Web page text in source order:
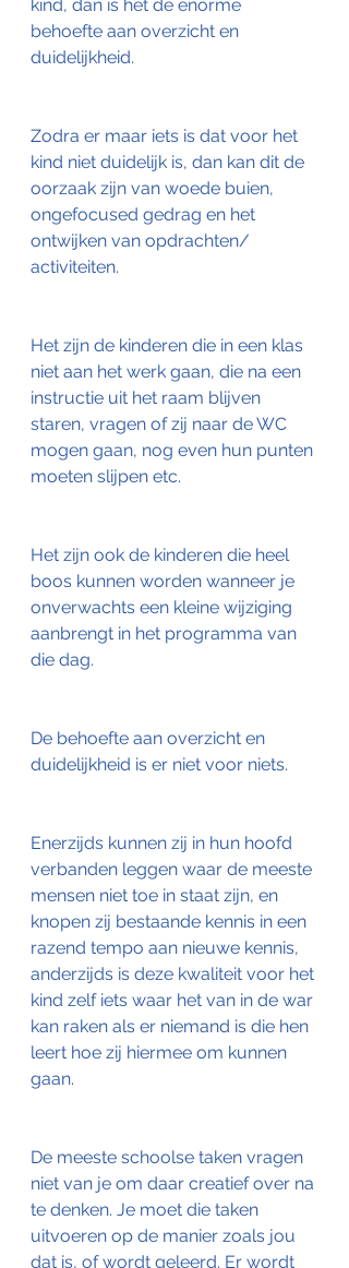
kind, dan is het de enorme
behoefte aan overzicht en
duidelijkheid.
Zodra er maar iets is dat voor het
kind niet duidelijk is, dan kan dit de
oorzaak zijn van woede buien,
ongefocused gedrag en het
ontwijken van opdrachten/
activiteiten.
Het zijn de kinderen die in een klas
niet aan het werk gaan, die na een
instructie uit het raam blijven
staren, vragen of zij naar de WC
mogen gaan, nog even hun punten
moeten slijpen etc.
Het zijn ook de kinderen die heel
boos kunnen worden wanneer je
onverwachts een kleine wijziging
aanbrengt in het programma van
die dag.
De behoefte aan overzicht en
duidelijkheid is er niet voor niets.
Enerzijds kunnen zij in hun hoofd
verbanden leggen waar de meeste
mensen niet toe in staat zijn, en
knopen zij bestaande kennis in een
razend tempo aan nieuwe kennis,
anderzijds is deze kwaliteit voor het
kind zelf iets waar het van in de war
kan raken als er niemand is die hen
leert hoe zij hiermee om kunnen
gaan.
De meeste schoolse taken vragen
niet van je om daar creatief over na
te denken. Je moet die taken
uitvoeren op de manier zoals jou
dat is, of wordt geleerd. Er wordt